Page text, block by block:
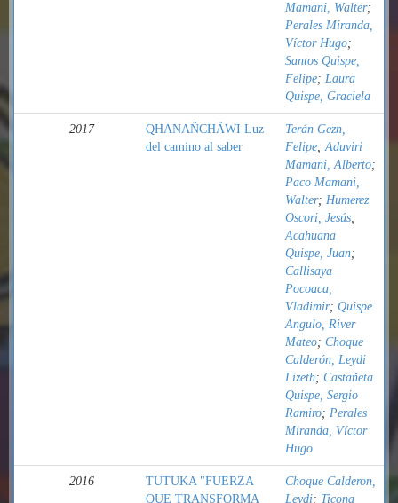
Mamani, Walter;
Perales Miranda,
Víctor Hugo;
Santos Quispe,
Felipe; Laura
Quispe, Graciela
2017
QHANAÑCHÄWI Luz
del camino al saber
Terán Gezn,
Felipe;Aduviri
Mamani, Alberto;
Paco Mamani,
Walter; Humerez
Oscori, Jesús;
Acahuana
Quispe, Juan;
Callisaya
Pocoaca,
Vladimir; Quispe
Angulo, River
Mateo; Choque
Calderón, Leydi
Lizeth; Castañeta
Quispe, Sergio
Ramiro; Perales
Miranda, Víctor
Hugo
2016
TUTUKA "FUERZA
QUE TRANSFORMA
Choque Calderon,
Leydi; Ticona